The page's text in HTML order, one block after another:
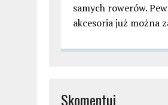
samych rowerów.
akcesoria już można
Skomentuj